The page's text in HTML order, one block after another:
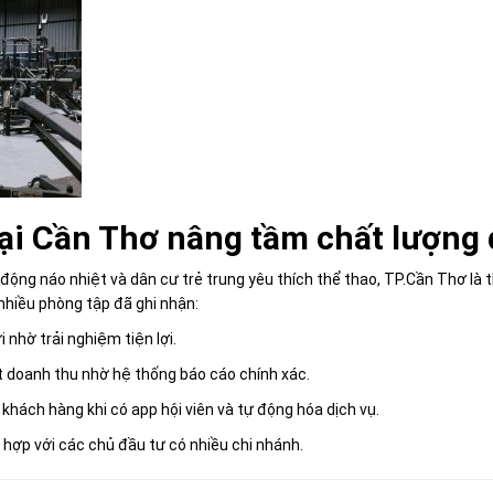
Cần Thơ nâng tầm chất
náo nhiệt và dân cư trẻ trung yêu thích thể thao, TP.Cần Thơ
phòng tập đã ghi nhận:
nhờ trải nghiệm tiện lợi.
thu nhờ hệ thống báo cáo chính xác.
hàng khi có app hội viên và tự động hóa dịch vụ.
với các chủ đầu tư có nhiều chi nhánh.